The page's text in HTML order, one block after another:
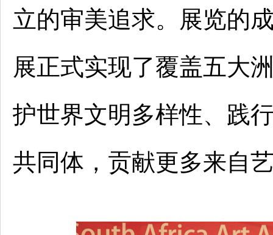
立的审美追求。展览的
展正式实现了覆盖五大
护世界文明多样性、践
共同体，贡献更多来自